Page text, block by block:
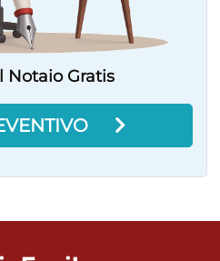
Notaio Gratis